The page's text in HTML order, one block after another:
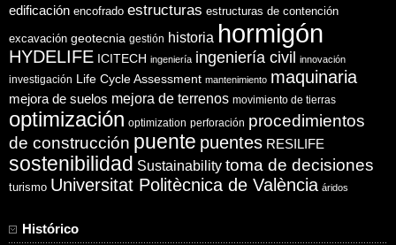
edificación encofrado estructuras estructuras de contención
excavación geotecnia gestión historia hormigón
HYDELIFE ICITECH ingeniería ingeniería civil innovación
investigación Life Cycle Assessment mantenimiento maquinaria
mejora de suelos mejora de terrenos movimiento de tierras
optimización optimization perforación procedimientos
de construcción puente puentes RESILIFE
sostenibilidad Sustainability toma de decisiones
turismo Universitat Politècnica de València áridos
Histórico